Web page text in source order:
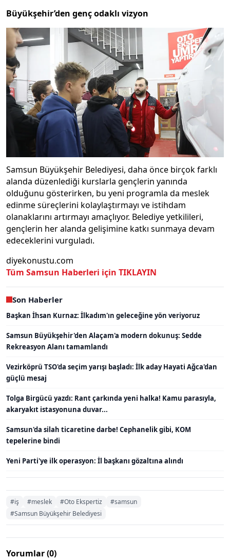
Büyükşehir’den genç odaklı vizyon
Samsun Büyükşehir Belediyesi, daha önce birçok farklı
alanda düzenlediği kurslarla gençlerin yanında
olduğunu gösterirken, bu yeni programla da meslek
edinme süreçlerini kolaylaştırmayı ve istihdam
olanaklarını artırmayı amaçlıyor. Belediye yetkilileri,
gençlerin her alanda gelişimine katkı sunmaya devam
edeceklerini vurguladı.
diyekonustu.com
Tüm Samsun Haberleri için TIKLAYIN
Son Haberler
Başkan İhsan Kurnaz: İlkadım'ın geleceğine yön veriyoruz
Samsun Büyükşehir'den Alaçam'a modern dokunuş: Sedde
Rekreasyon Alanı tamamlandı
Vezirköprü TSO'da seçim yarışı başladı: İlk aday Hayati Ağca'dan
güçlü mesaj
Tolga Birgücü yazdı: Rant çarkında yeni halka! Kamu parasıyla,
akaryakıt istasyonuna duvar...
Samsun'da silah ticaretine darbe! Cephanelik gibi, KOM
tepelerine bindi
Yeni Parti'ye ilk operasyon: İl başkanı gözaltına alındı
#iş #meslek #Oto Ekspertiz
#samsun
#Samsun Büyükşehir Belediyesi
Yorumlar (0)